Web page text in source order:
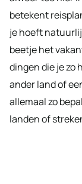
betekent
je hoeft
beetje het
dingen die je zo
ander land of
allemaal zo
landen of